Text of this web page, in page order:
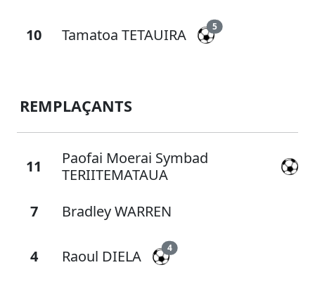
10 Tamatoa TETAUIRA 5
REMPLAÇANTS
11
Paofai Moerai Symbad
TERIITEMATAUA
7
Bradley WARREN
4 Raoul DIELA 4